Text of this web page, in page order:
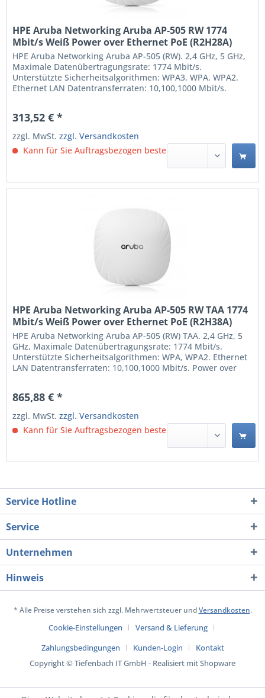
HPE Aruba Networking Aruba AP-505 RW 1774
Mbit/s Weiß Power over Ethernet PoE (R2H28A)
HPE Aruba Networking Aruba AP-505 (RW). 2,4 GHz, 5 GHz,
Maximale Datenübertragungsrate: 1774 Mbit/s.
Unterstützte Sicherheitsalgorithmen: WPA3, WPA, WPA2.
Ethernet LAN Datentransferraten: 10,100,1000 Mbit/s.
1200 Mbit/s Maximale Datenübertragungsrate: 1774 Mbit/s
IEEE...
313,52 € *
zzgl. MwSt.zzgl. Versandkosten
Kann für Sie Auftragsbezogen bestellt werden.
HPE Aruba Networking Aruba AP-505 RW TAA 1774
Mbit/s Weiß Power over Ethernet PoE (R2H38A)
HPE Aruba Networking Aruba AP-505 (RW) TAA. 2,4 GHz, 5
GHz, Maximale Datenübertragungsrate: 1774 Mbit/s.
Unterstützte Sicherheitsalgorithmen: WPA, WPA2. Ethernet
LAN Datentransferraten: 10,100,1000 Mbit/s. Power over
Datenübertragungsrate: 1774 Mbit/s IEEE 802.11a,...
865,88 € *
zzgl. MwSt.zzgl. Versandkosten
Kann für Sie Auftragsbezogen bestellt werden.
Service Hotline
Service
Unternehmen
Hinweis
* Alle Preise verstehen sich zzgl. Mehrwertsteuer undVersandkosten.
Cookie-Einstellungen
Versand & Lieferung
Zahlungsbedingungen
Kunden-Login
Kontakt
Copyright © Tiefenbach IT GmbH - Realisiert mit Shopware